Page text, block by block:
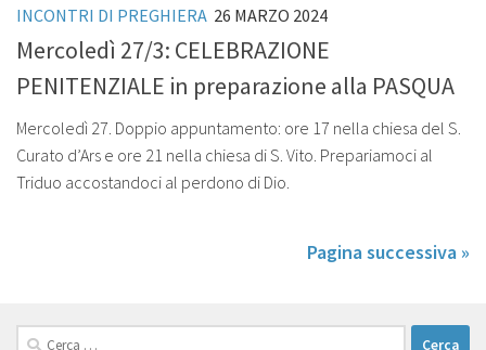
INCONTRI DI PREGHIERA 26 MARZO 2024
Mercoledì 27/3: CELEBRAZIONE
PENITENZIALE in preparazione alla PASQUA
Mercoledì 27. Doppio appuntamento: ore 17 nella chiesa del S.
Curato d’Ars e ore 21 nella chiesa di S. Vito. Prepariamoci al
Triduo accostandoci al perdono di Dio.
Pagina successiva »
Ricerca